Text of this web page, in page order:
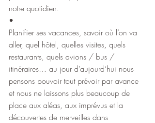
notre quotidien.
•
Planifier ses vacances, savoir où l’on va
aller, quel hôtel, quelles visites, quels
restaurants, quels avions / bus /
itinéraires… au jour d’aujourd’hui nous
pensons pouvoir tout prévoir par avance
et nous ne laissons plus beaucoup de
place aux aléas, aux imprévus et la
découvertes de merveilles dans